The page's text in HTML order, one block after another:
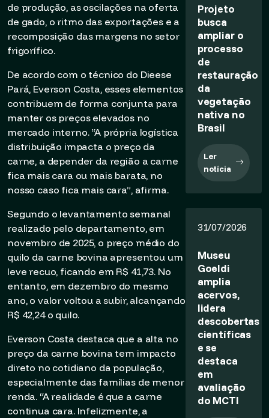
de produção, as oscilações na oferta
de gado, o ritmo das exportações e a
recomposição das margens no setor
frigorífico.
De acordo com o técnico do Dieese
Pará, Everson Costa, esses elementos
contribuem de forma conjunta para
manter os preços elevados no
mercado interno. “A própria logística
distribuição impacta o preço da
carne, a depender da região a carne
fica mais cara ou mais barata, no
nosso caso fica mais cara”, afirma.
Segundo o levantamento semanal
realizado pelo departamento, em
novembro de 2025, o preço médio do
quilo da carne bovina apresentou um
leve recuo, ficando em R$ 41,73. No
entanto, em dezembro do mesmo
ano, o valor voltou a subir, alcançando
R$ 42,24 o quilo.
Everson Costa destaca que a alta no
preço da carne bovina tem impacto
direto no cotidiano da população,
especialmente das famílias de menor
renda. “A realidade é que a carne
continua cara. Infelizmente, a
Projeto
busca
ampliar o
processo
de
restauração
da
vegetação
nativa no
Brasil
Ler
notícia
31/07/2026
Museu
Goeldi
amplia
acervos,
lidera
descobertas
científicas
e se
destaca
em
avaliação
do MCTI